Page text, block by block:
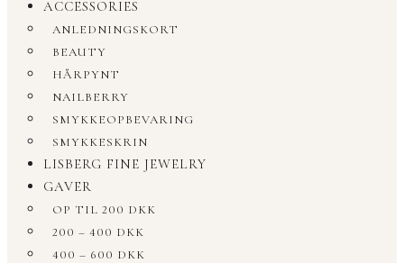
ACCESSORIES
ANLEDNINGSKORT
BEAUTY
HÅRPYNT
NAILBERRY
SMYKKEOPBEVARING
SMYKKESKRIN
LISBERG FINE JEWELRY
GAVER
OP TIL 200 DKK
200 – 400 DKK
400 – 600 DKK